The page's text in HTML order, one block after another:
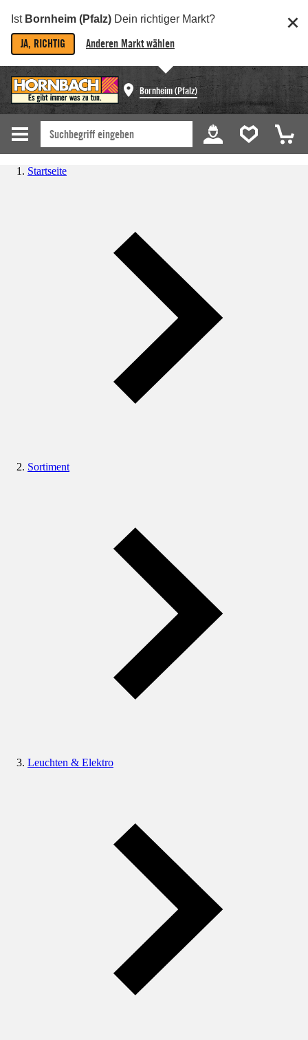
Ist Bornheim (Pfalz) Dein richtiger Markt?
JA, RICHTIG Anderen Markt wählen
Bornheim (Pfalz)
Startseite
Sortiment
Leuchten & Elektro